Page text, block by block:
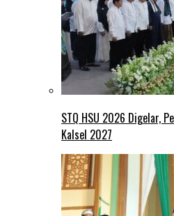
STQ HSU 2026 Digelar,
Kalsel 2027